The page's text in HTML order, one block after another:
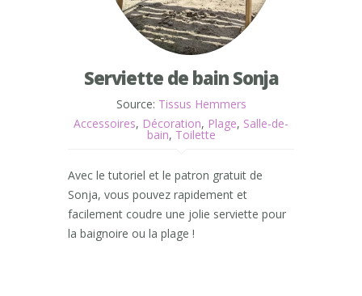
Serviette de bain Sonja
Source: Tissus Hemmers
Accessoires, Décoration, Plage, Salle-de-
bain, Toilette
Avec le tutoriel et le patron gratuit de
Sonja, vous pouvez rapidement et
facilement coudre une jolie serviette pour
la baignoire ou la plage !